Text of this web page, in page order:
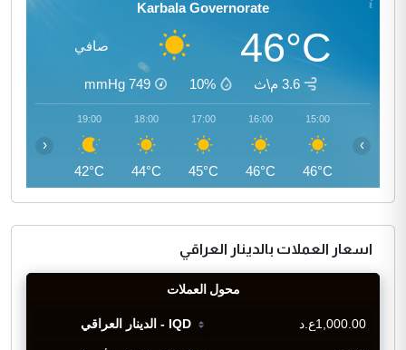
Karbala Governorate
46°C صافي
3.6 م\ث 10%
749
mmHg
15:00
46°C
16:00
46°C
17:00
45°C
18:00
44°C
19:00
42°C
‹ ›
اسعار العملات بالدينار العراقي